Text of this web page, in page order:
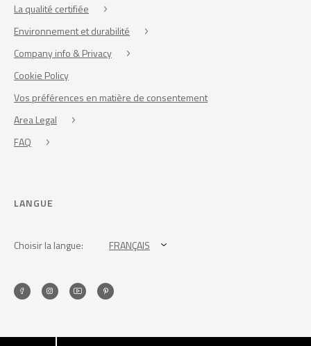
La qualité certifiée
Environnement et durabilité
Company info & Privacy
Cookie Policy
Vos préférences en matière de consentement
Area Legal
FAQ
LANGUE
Choisir la langue: FRANÇAIS